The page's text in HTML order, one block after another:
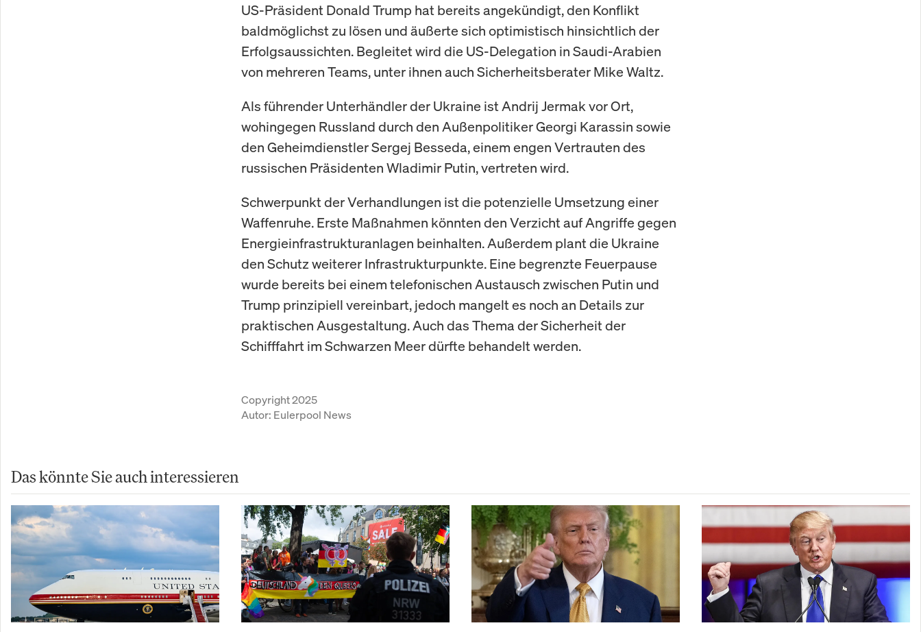
US-Präsident Donald Trump hat bereits angekündigt, den Konflikt
baldmöglichst zu lösen und äußerte sich optimistisch hinsichtlich der
Erfolgsaussichten. Begleitet wird die US-Delegation in Saudi-Arabien
von mehreren Teams, unter ihnen auch Sicherheitsberater Mike Waltz.
Als führender Unterhändler der Ukraine ist Andrij Jermak vor Ort,
wohingegen Russland durch den Außenpolitiker Georgi Karassin sowie
den Geheimdienstler Sergej Besseda, einem engen Vertrauten des
russischen Präsidenten Wladimir Putin, vertreten wird.
Schwerpunkt der Verhandlungen ist die potenzielle Umsetzung einer
Waffenruhe. Erste Maßnahmen könnten den Verzicht auf Angriffe gegen
Energieinfrastrukturanlagen beinhalten. Außerdem plant die Ukraine
den Schutz weiterer Infrastrukturpunkte. Eine begrenzte Feuerpause
wurde bereits bei einem telefonischen Austausch zwischen Putin und
Trump prinzipiell vereinbart, jedoch mangelt es noch an Details zur
praktischen Ausgestaltung. Auch das Thema der Sicherheit der
Schifffahrt im Schwarzen Meer dürfte behandelt werden.
Copyright 2025
Autor: Eulerpool News
Das könnte Sie auch interessieren